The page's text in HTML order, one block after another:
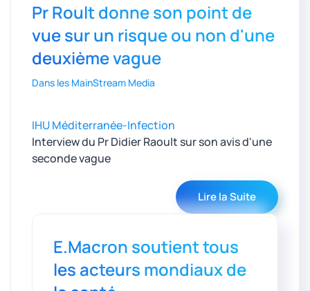
Pr Roult donne son point de
vue sur un risque ou non d'une
deuxième vague
Dans les MainStream Media
IHU Méditerranée-Infection
Interview du Pr Didier Raoult sur son avis d'une
seconde vague
Lire la Suite
E.Macron soutient tous
les acteurs mondiaux de